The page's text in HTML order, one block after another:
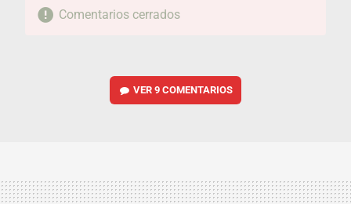
Comentarios cerrados
VER9 COMENTARIOS